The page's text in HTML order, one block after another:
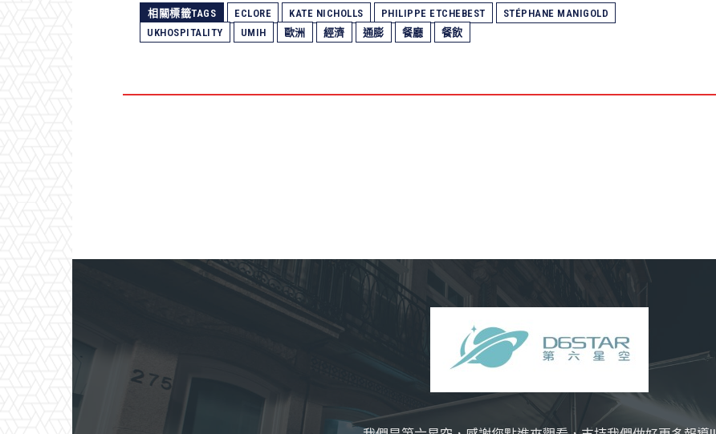
相關標籤TAGS ECLORE KATE NICHOLLS PHILIPPE ETCHEBEST
STÉPHANE MANIGOLD
UKHOSPITALITY
UMIH 歐洲 經濟 通膨 餐廳 餐飲